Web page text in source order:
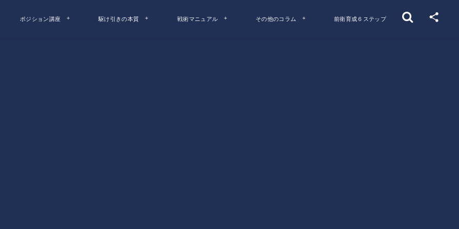
ポジション講座 駆け引きの本質 戦術マニュアル その他のコラム 前衛育成６ステップ